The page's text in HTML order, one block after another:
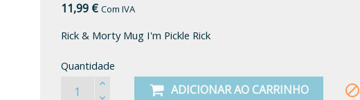
11,99 € Com IVA
Rick & Morty Mug I'm Pickle Rick
Quantidade
ADICIONAR AO CARRINHO 